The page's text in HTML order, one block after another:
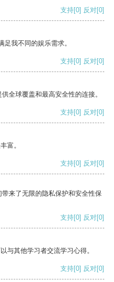
支持[0] 反对[0]
我不同的娱乐需求。
支持[0] 反对[0]
全球覆盖和最高安全性的连接。
支持[0] 反对[0]
富。
支持[0] 反对[0]
来了无限的隐私保护和安全性保
支持[0] 反对[0]
与其他学习者交流学习心得。
支持[0] 反对[0]